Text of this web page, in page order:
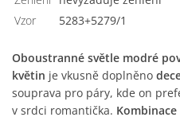
Vzor
5283+5279/1
Oboustranné světle modré
květin je vkusně doplněno
souprava pro páry, kde on
v srdci romantička.